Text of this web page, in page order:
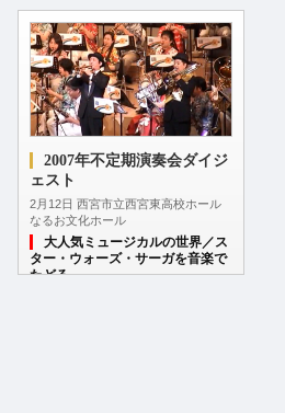
2007年不定期演奏会ダイジ
ェスト
2月12日 西宮市立西宮東高校ホール
なるお文化ホール
大人気ミュージカルの世界／ス
ター・ウォーズ・サーガを音楽で
たどる